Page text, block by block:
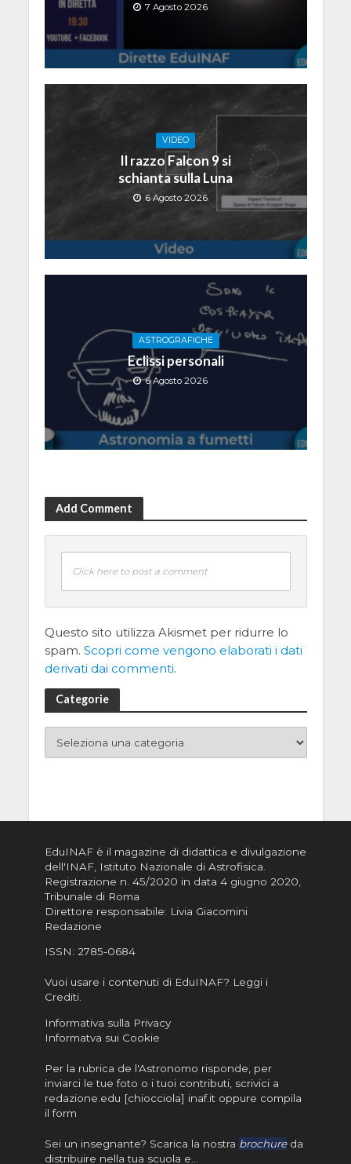
7 Agosto 2026
VIDEO
Il razzo Falcon 9 si
schianta sulla Luna
6 Agosto 2026
ASTROGRAFICHE
Eclissi personali
6 Agosto 2026
Add Comment
Click here to post a comment
Questo sito utilizza Akismet per ridurre lo
spam. Scopri come vengono elaborati i dati
derivati dai commenti.
Categorie
EduINAF è il magazine di didattica e divulgazione
dell'INAF, Istituto Nazionale di Astrofisica
Registrazione n. 45/2020 in data 4 giugno 2020,
Tribunale di Roma
Direttore responsabile: Livia Giacomini
Redazione
ISSN: 2785-0684
Vuoi usare i contenuti di EduINAF? Leggi i
Crediti.
Informativa sulla Privacy
Informatva sui Cookie
Per la rubrica de l'Astronomo risponde, per
inviarci le tue foto o i tuoi contributi, scrivici a
redazione.edu [chiocciola] inaf.it oppure compila
il form
Sei un insegnante? Scarica la nostra brochureda
distribuire nella tua scuola e…